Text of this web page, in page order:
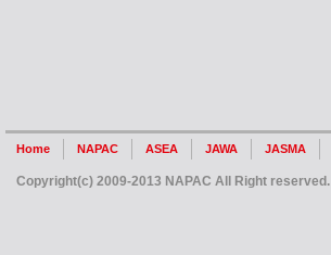
Home NAPAC ASEA JAWA JASMA
Copyright(c) 2009-2013 NAPAC All Right reserved.